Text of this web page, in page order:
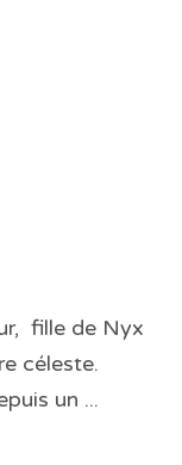
fille de Nyx
céleste.
un ...